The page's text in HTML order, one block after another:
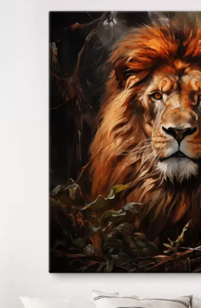
Яскраві, насичені кольори
Стійкість до вицвітання
Безпечне чорнило без запаху
Поверхня з текстурою полотна
Екологічний матеріал
Преміум
363 грн
Яскраві, насичені кольори
Стійкість до вицвітання
Безпечне чорнило без запаху
Поверхня з текстурою полотна
Екологічний матеріал